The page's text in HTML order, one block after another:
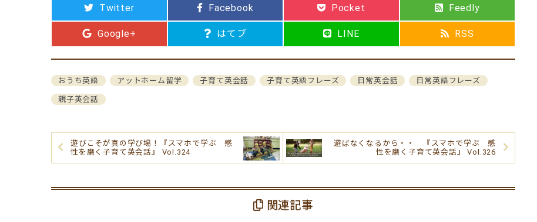
Twitter Facebook Pocket Feedly
Google+ はてブ LINE RSS
おうち英語 アットホーム留学 子育て英会話 子育て英語フレーズ 日常英会話 日常英語フレーズ
親子英会話
遊びこそが真の学び場！『スマホで学ぶ 感
性を磨く子育て英会話』 Vol.324
遊ばなくなるから・・ 『スマホで学ぶ 感
性を磨く子育て英会話』 Vol.326
関連記事